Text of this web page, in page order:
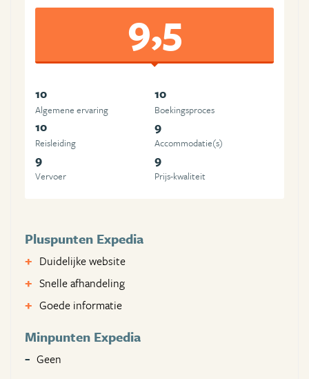
9,5
10
Algemene ervaring
10
Boekingsproces
10
Reisleiding
9
Accommodatie(s)
9
Vervoer
9
Prijs-kwaliteit
Pluspunten Expedia
Duidelijke website
Snelle afhandeling
Goede informatie
Minpunten Expedia
Geen